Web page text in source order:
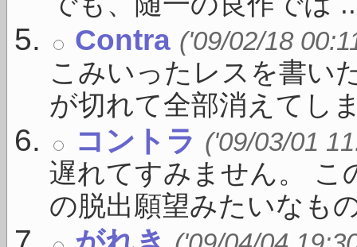
Contra ('09/02/18
こみいったレスを書い
が切れて全部消えてし
コントラ ('09/03/01
遅れてすみません。 こ
の脱出願望みたいなも